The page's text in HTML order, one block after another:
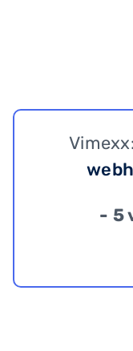
Vimexx:
- 5